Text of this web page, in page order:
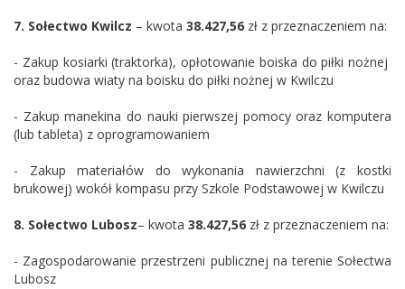
7. Sołectwo Kwilcz – kwota 38.427,56 zł z przeznaczeniem na:
- Zakup kosiarki (traktorka), opłotowanie boiska do piłki nożnej
oraz budowa wiaty na boisku do piłki nożnej w Kwilczu
- Zakup manekina do nauki pierwszej pomocy oraz komputera
(lub tableta) z oprogramowaniem
- Zakup materiałów do wykonania nawierzchni (z kostki
brukowej) wokół kompasu przy Szkole Podstawowej w Kwilczu
8. Sołectwo Lubosz– kwota 38.427,56 zł z przeznaczeniem na:
- Zagospodarowanie przestrzeni publicznej na terenie Sołectwa
Lubosz